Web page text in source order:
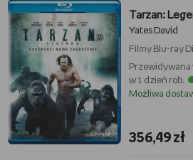
Tarzan:
Yates David
Filmy Blu-ray
Przewidywana
w 1 dzień rob.
Możliwa
356,49 zł